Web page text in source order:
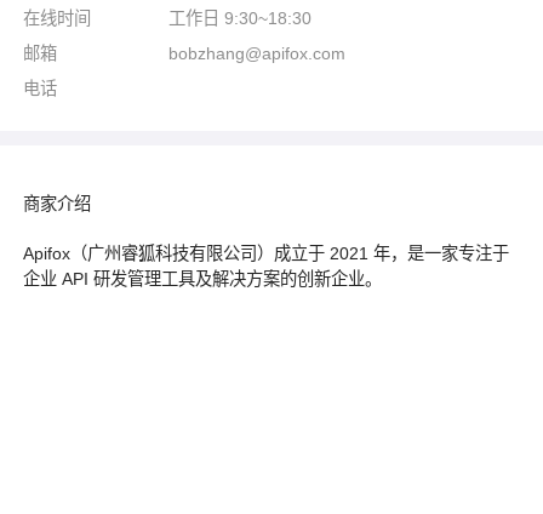
在线时间
工作日 9:30~18:30
邮箱
bobzhang@apifox.com
电话
商家介绍
Apifox（广州睿狐科技有限公司）成立于 2021 年，是一家专注于
企业 API 研发管理工具及解决方案的创新企业。